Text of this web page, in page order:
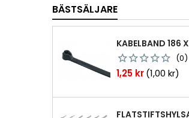
BÄSTSÄLJARE
(0)
Pris
1,25 kr(1,00 kr)